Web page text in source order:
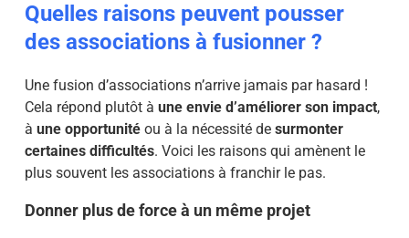
Quelles raisons peuvent pousser
des associations à fusionner ?
Une fusion d’associations n’arrive jamais par hasard !
Cela répond plutôt à une envie d’améliorer son impact,
à une opportunité ou à la nécessité de surmonter
certaines difficultés. Voici les raisons qui amènent le
plus souvent les associations à franchir le pas.
Donner plus de force à un même projet